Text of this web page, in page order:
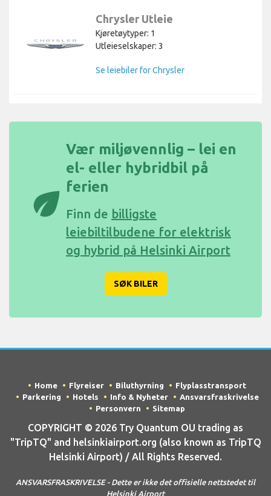
Chrysler Utleie
Kjøretøytyper: 1
Utleieselskaper: 3
Se leiebiler for Chrysler
eco
Vær miljøvennlig – lei en
el- eller hybridbil på
ferien
Finn de billigste
leiebiltilbudene for elektrisk
og hybrid på Helsinki Airport
SØK BILER
Home Flyreiser Biluthyrning
Flyplasstransport
Parkering
Hotels Info & Nyheter
Ansvarsfraskrivelse
Personvern
Sitemap
COPYRIGHT © 2026 Try Quantum OU trading as
"TripTQ" and helsinkiairport.org (also known as TripTQ
Helsinki Airport) / All Rights Reserved.
ANSVARSFRASKRIVELSE - Dette er ikke det offisielle nettstedet til
Helsinki Airport